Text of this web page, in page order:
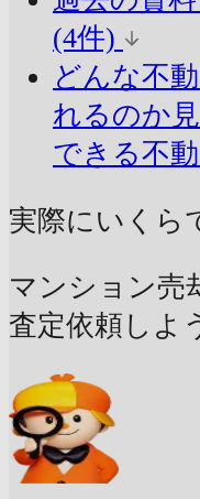
(4件)
どんな不
れるのか
できる不
実際にいくら
マンション売
査定依頼しよ